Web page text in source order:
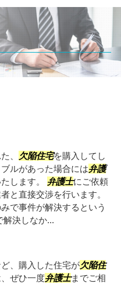
、 欠陥住宅を購入してし
ルがあった場合には弁護
します。 弁護士にご依頼
と直接交渉を行います。
で事件が解決するという
解決しなか...
、購入した住宅が欠陥住
ぜひ一度弁護士までご相